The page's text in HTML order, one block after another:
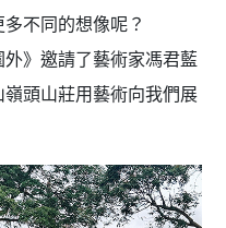
不同的想像呢？
》邀請了藝術家馮君藍
頭山莊用藝術向我們展